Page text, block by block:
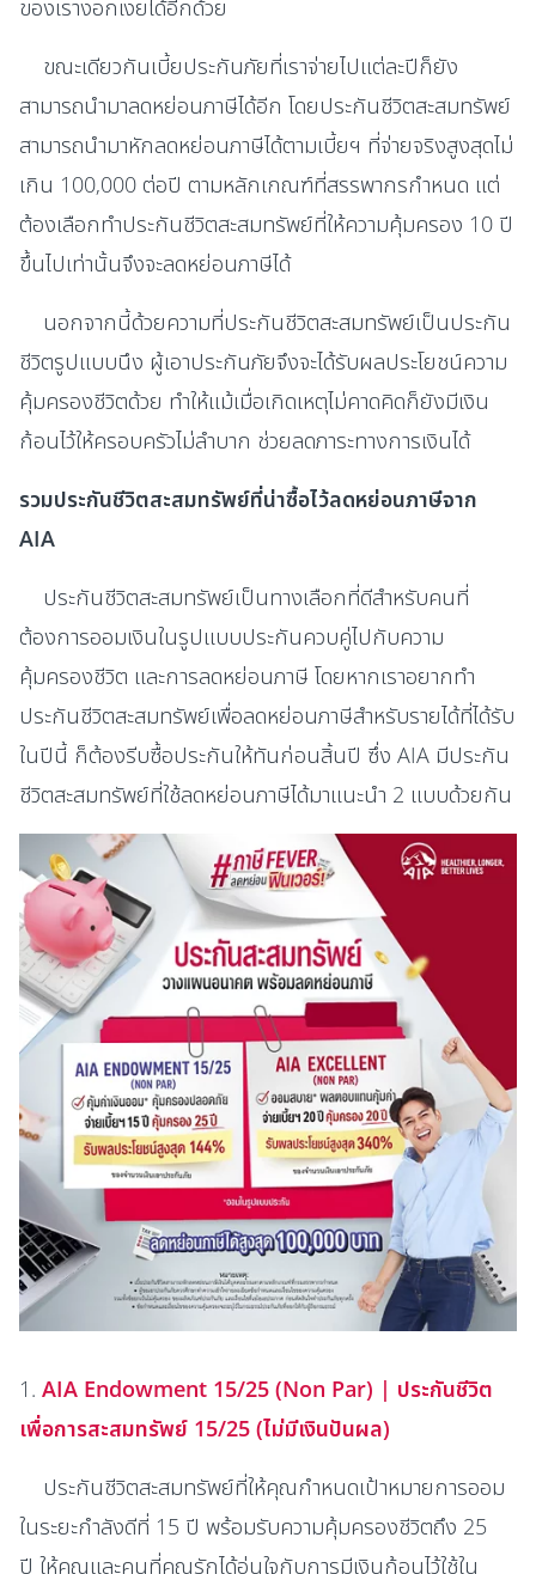
ของเรางอกเงยได้อีกด้วย
ขณะเดียวกันเบี้ยประกันภัยที่เราจ่ายไปแต่ละปีก็ยัง
สามารถนำมาลดหย่อนภาษีได้อีก โดยประกันชีวิตสะสมทรัพย์
สามารถนำมาหักลดหย่อนภาษีได้ตามเบี้ยฯ ที่จ่ายจริงสูงสุดไม่
เกิน 100,000 ต่อปี ตามหลักเกณฑ์ที่สรรพากรกำหนด แต่
ต้องเลือกทำประกันชีวิตสะสมทรัพย์ที่ให้ความคุ้มครอง 10 ปี
ขึ้นไปเท่านั้นจึงจะลดหย่อนภาษีได้
นอกจากนี้ด้วยความที่ประกันชีวิตสะสมทรัพย์เป็นประกัน
ชีวิตรูปแบบนึง ผู้เอาประกันภัยจึงจะได้รับผลประโยชน์ความ
คุ้มครองชีวิตด้วย ทำให้แม้เมื่อเกิดเหตุไม่คาดคิดก็ยังมีเงิน
ก้อนไว้ให้ครอบครัวไม่ลำบาก ช่วยลดภาระทางการเงินได้
รวมประกันชีวิตสะสมทรัพย์ที่น่าซื้อไว้ลดหย่อนภาษีจาก
AIA
ประกันชีวิตสะสมทรัพย์เป็นทางเลือกที่ดีสำหรับคนที่
ต้องการออมเงินในรูปแบบประกันควบคู่ไปกับความ
คุ้มครองชีวิต และการลดหย่อนภาษี โดยหากเราอยากทำ
ประกันชีวิตสะสมทรัพย์เพื่อลดหย่อนภาษีสำหรับรายได้ที่ได้รับ
ในปีนี้ ก็ต้องรีบซื้อประกันให้ทันก่อนสิ้นปี ซึ่ง AIA มีประกัน
ชีวิตสะสมทรัพย์ที่ใช้ลดหย่อนภาษีได้มาแนะนำ 2 แบบด้วยกัน
1. AIA Endowment 15/25 (Non Par) | ประกันชีวิต
เพื่อการสะสมทรัพย์ 15/25 (ไม่มีเงินปันผล)
ประกันชีวิตสะสมทรัพย์ที่ให้คุณกำหนดเป้าหมายการออม
ในระยะกำลังดีที่ 15 ปี พร้อมรับความคุ้มครองชีวิตถึง 25
ปี ให้คุณและคนที่คุณรักได้อุ่นใจกับการมีเงินก้อนไว้ใช้ใน